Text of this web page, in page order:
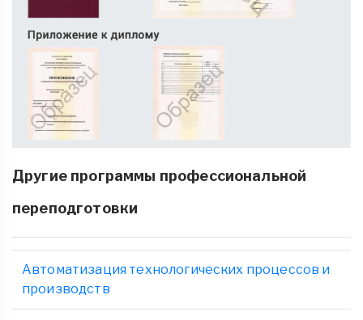
Другие программы профессиональной
переподготовки
Автоматизация технологических процессов и
производств